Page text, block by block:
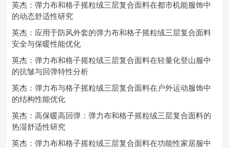
英杰：弹力布和格子摇粒绒三层复合面料在都市机能服饰中
的动态舒适性研究
英杰：应用于防风外套的弹力布和格子摇粒绒三层复合面料
安全与保暖性能优化
英杰：弹力布和格子摇粒绒三层复合面料在轻量化登山服中
的抗皱与回弹特性分析
英杰：弹力布与格子摇粒绒三层复合面料在户外运动服饰中
的结构性能优化
英杰：高保暖高回弹：弹力布和格子摇粒绒三层复合面料的
热湿舒适性研究
英杰：弹力布和格子摇粒绒三层复合面料在功能性家居服中